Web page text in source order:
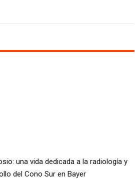
una vida dedicada a la radiología y
del Cono Sur en Bayer